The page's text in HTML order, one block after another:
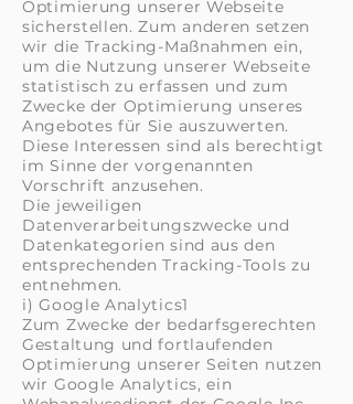
Optimierung unserer Webseite
sicherstellen. Zum anderen setzen
wir die Tracking-Maßnahmen ein,
um die Nutzung unserer Webseite
statistisch zu erfassen und zum
Zwecke der Optimierung unseres
Angebotes für Sie auszuwerten.
Diese Interessen sind als berechtigt
im Sinne der vorgenannten
Vorschrift anzusehen.
Die jeweiligen
Datenverarbeitungszwecke und
Datenkategorien sind aus den
entsprechenden Tracking-Tools zu
entnehmen.
i) Google Analytics1
Zum Zwecke der bedarfsgerechten
Gestaltung und fortlaufenden
Optimierung unserer Seiten nutzen
wir Google Analytics, ein